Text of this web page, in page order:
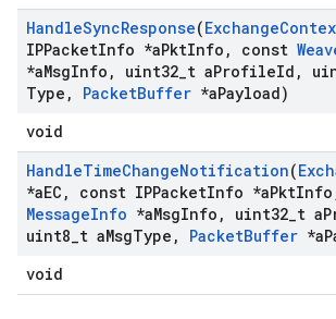
HandleSyncResponse(Exchange
IPPacketInfo *aPktInfo , const
*aMsgInfo , uint32 t aProfileId ,
Type , PacketBuffer *aPayload)
void
HandleTimeChangeNotification(
*aEC , const IPPacketInfo *aPktInfo
MessageInfo *aMsgInfo , uint32 t a
uint8 t aMsgType , PacketBuffer *a
void